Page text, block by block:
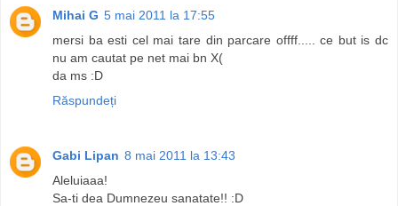
Mihai G 5 mai 2011 la 17:55
mersi ba esti cel mai tare din parcare offff..... ce but is dc
nu am cautat pe net mai bn X(
da ms :D
Răspundeți
Gabi Lipan 8 mai 2011 la 13:43
Aleluiaaa!
Sa-ti dea Dumnezeu sanatate!! :D